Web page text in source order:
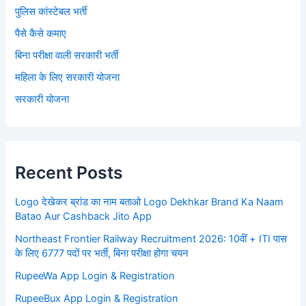
पुलिस कांस्टेबल भर्ती
पैसे कैसे कमाए
बिना परीक्षा वाली सरकारी भर्ती
महिला के लिए सरकारी योजना
सरकारी योजना
Recent Posts
Logo देखेकर ब्रांड का नाम बताओ Logo Dekhkar Brand Ka Naam
Batao Aur Cashback Jito App
Northeast Frontier Railway Recruitment 2026: 10वीं + ITI पास
के लिए 6777 पदों पर भर्ती, बिना परीक्षा होगा चयन
RupeeWa App Login & Registration
RupeeBux App Login & Registration